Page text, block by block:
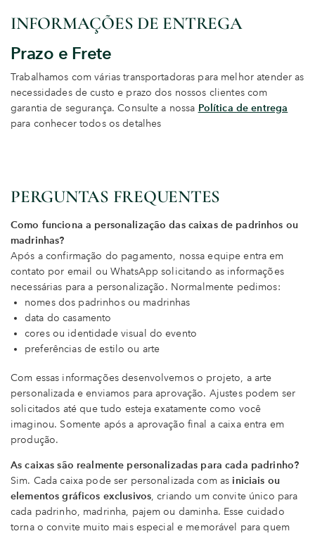
INFORMAÇÕES DE ENTREGA
Prazo e Frete
Trabalhamos com várias transportadoras para melhor atender as
necessidades de custo e prazo dos nossos clientes com
garantia de segurança. Consulte a nossa Política de entrega
para conhecer todos os detalhes
PERGUNTAS FREQUENTES
Como funciona a personalização das caixas de padrinhos ou
madrinhas?
Após a confirmação do pagamento, nossa equipe entra em
contato por email ou WhatsApp solicitando as informações
necessárias para a personalização. Normalmente pedimos:
nomes dos padrinhos ou madrinhas
data do casamento
cores ou identidade visual do evento
preferências de estilo ou arte
Com essas informações desenvolvemos o projeto, a arte
personalizada e enviamos para aprovação. Ajustes podem ser
solicitados até que tudo esteja exatamente como você
imaginou. Somente após a aprovação final a caixa entra em
produção.
As caixas são realmente personalizadas para cada padrinho?
Sim. Cada caixa pode ser personalizada com as iniciais ou
elementos gráficos exclusivos, criando um convite único para
cada padrinho, madrinha, pajem ou daminha. Esse cuidado
torna o convite muito mais especial e memorável para quem